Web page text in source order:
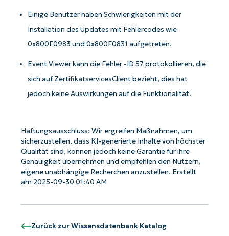
Einige Benutzer haben Schwierigkeiten mit der
Installation des Updates mit Fehlercodes wie
0x800F0983 und 0x800F0831 aufgetreten.
Event Viewer kann die Fehler -ID 57 protokollieren, die
sich auf ZertifikatservicesClient bezieht, dies hat
jedoch keine Auswirkungen auf die Funktionalität.
Haftungsausschluss: Wir ergreifen Maßnahmen, um
sicherzustellen, dass KI-generierte Inhalte von höchster
Qualität sind, können jedoch keine Garantie für ihre
Genauigkeit übernehmen und empfehlen den Nutzern,
eigene unabhängige Recherchen anzustellen. Erstellt
am 2025-09-30 01:40 AM
Zurück zur Wissensdatenbank Katalog
Starten Sie mit NinjaOne AI-gesteuerten